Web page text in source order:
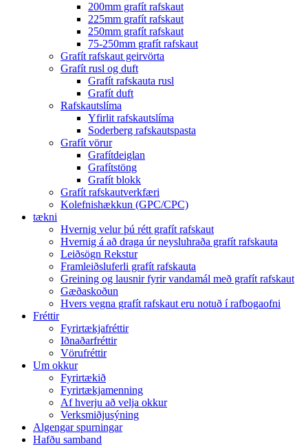
200mm grafít rafskaut
225mm grafít rafskaut
250mm grafít rafskaut
75-250mm grafít rafskaut
Grafít rafskaut geirvörta
Grafít rusl og duft
Grafít rafskauta rusl
Grafít duft
Rafskautslíma
Yfirlit rafskautslíma
Soderberg rafskautspasta
Grafít vörur
Grafítdeiglan
Grafítstöng
Grafít blokk
Grafít rafskautverkfæri
Kolefnishækkun (GPC/CPC)
tækni
Hvernig velur þú rétt grafít rafskaut
Hvernig á að draga úr neysluhraða grafít rafskauta
Leiðsögn Rekstur
Framleiðsluferli grafít rafskauta
Greining og lausnir fyrir vandamál með grafít rafskaut
Gæðaskoðun
Hvers vegna grafít rafskaut eru notuð í rafbogaofni
Fréttir
Fyrirtækjafréttir
Iðnaðarfréttir
Vörufréttir
Um okkur
Fyrirtækið
Fyrirtækjamenning
Af hverju að velja okkur
Verksmiðjusýning
Algengar spurningar
Hafðu samband